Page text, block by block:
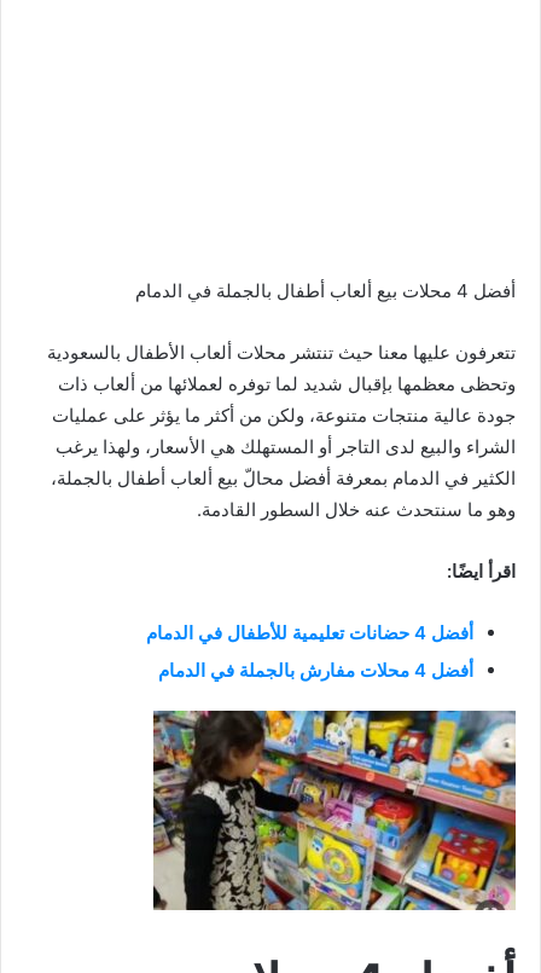
أفضل 4 محلات بيع ألعاب أطفال بالجملة في الدمام
تتعرفون عليها معنا حيث تنتشر محلات ألعاب الأطفال بالسعودية
وتحظى معظمها بإقبال شديد لما توفره لعملائها من ألعاب ذات
جودة عالية منتجات متنوعة، ولكن من أكثر ما يؤثر على عمليات
الشراء والبيع لدى التاجر أو المستهلك هي الأسعار، ولهذا يرغب
الكثير في الدمام بمعرفة أفضل محالّ بيع ألعاب أطفال بالجملة،
وهو ما سنتحدث عنه خلال السطور القادمة.
اقرأ ايضًا:
أفضل 4 حضانات تعليمية للأطفال في الدمام
أفضل 4 محلات مفارش بالجملة في الدمام